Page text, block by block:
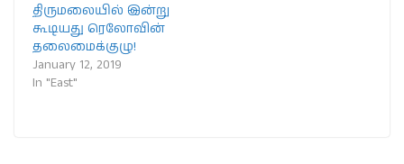
திருமலையில் இன்று
கூடியது ரெலோவின்
தலைமைக்குழு!
January 12, 2019
In "East"